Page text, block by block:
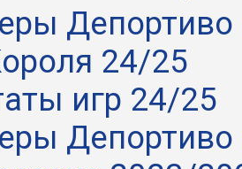
24/25
игр 24/25